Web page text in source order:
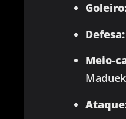
Defesa:
Meio-